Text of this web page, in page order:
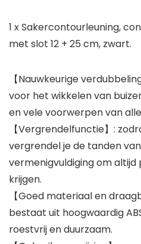
1 x Sakercontourleuning,
met slot 12 + 25 cm, zwart.
【Nauwkeurige
voor het wikkelen van
en vele voorwerpen van
【Vergrendelfunctie】:
vergrendel je de tanden
vermenigvuldiging om
krijgen.
【Goed materiaal en
bestaat uit hoogwaardig
roestvrij en duurzaam.